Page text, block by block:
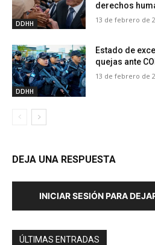
DDHH
derechos
13 de febrero de
DDHH
Estado de
quejas ante
13 de febrero de
DEJA UNA RESPUESTA
INICIAR SESIÓN PARA
ÚLTIMAS ENTRADAS